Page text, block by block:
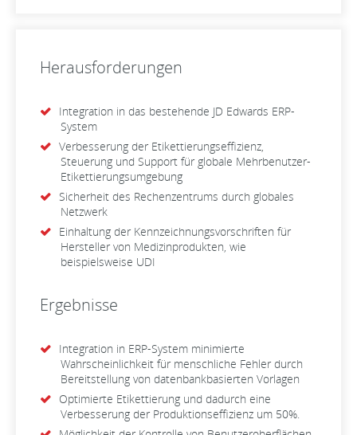
Herausforderungen
Integration in das bestehende JD Edwards ERP-
System
Verbesserung der Etikettierungseffizienz,
Steuerung und Support für globale Mehrbenutzer-
Etikettierungsumgebung
Sicherheit des Rechenzentrums durch globales
Netzwerk
Einhaltung der Kennzeichnungsvorschriften für
Hersteller von Medizinprodukten, wie
beispielsweise UDI
Ergebnisse
Integration in ERP-System minimierte
Wahrscheinlichkeit für menschliche Fehler durch
Bereitstellung von datenbankbasierten Vorlagen
Optimierte Etikettierung und dadurch eine
Verbesserung der Produktionseffizienz um 50%.